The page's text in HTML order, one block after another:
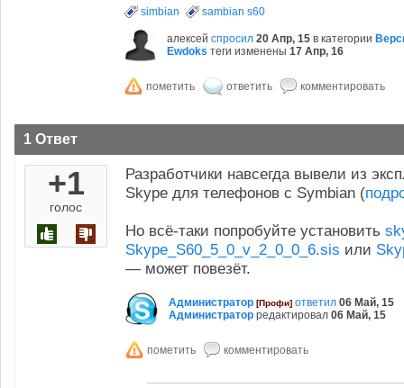
simbian sambian s60
алексей спросил 20 Апр, 15 в категории
Ewdoks теги изменены 17 Апр, 16
1 Ответ
+1
голос
Разработчики навсегда вывели из
Skype для телефонов с Symbian (
Но всё-таки попробуйте установить
Skype_S60_5_0_v_2_0_0_6.sis или
— может повезёт.
Администратор [Профи] ответил 06 Май, 15
Администратор редактировал 06 Май, 15